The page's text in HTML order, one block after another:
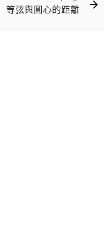
等弦與圓心的距離